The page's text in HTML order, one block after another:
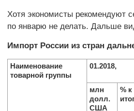
Хотя экономисты рекомендуют
по январю не делать. Дальше
Импорт России из стран
Наименование
товарной группы
01.2018,
млн
долл.
США
% к